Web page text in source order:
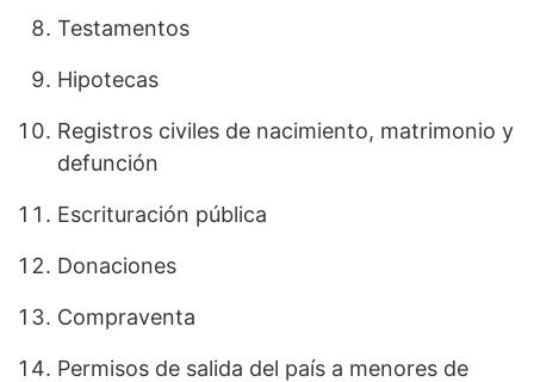
Testamentos
Hipotecas
Registros civiles de nacimiento, matrimonio y
defunción
Escrituración pública
Donaciones
Compraventa
Permisos de salida del país a menores de